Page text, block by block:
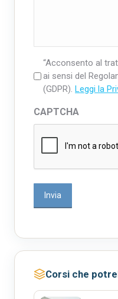
“Acconsento al
ai sensi del
(GDPR). Leggi la
CAPTCHA
Corsi che